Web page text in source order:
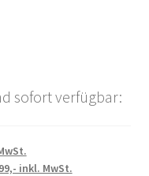
sofort verfügbar:
inkl. MwSt.